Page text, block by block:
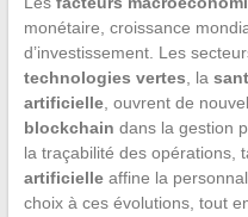
monétaire, croissance
d’investissement. Les
technologies vertes , la
artificielle, ouvrent de
blockchain dans la gestion
la traçabilité des opérations,
artificielleaffine la
choix à ces évolutions, tout